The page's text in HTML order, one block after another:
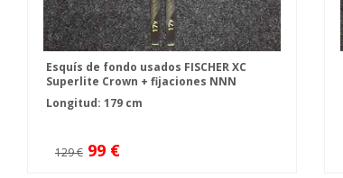
Esquís de fondo usados FISCHER XC
Superlite Crown + fijaciones NNN
Fischer Control
Longitud: 179 cm
129 € 99 €